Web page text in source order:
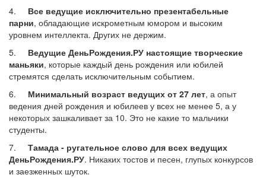
4. Все ведущие исключительно презентабельные
парни, обладающие искрометным юмором и высоким
уровнем интеллекта. Других не держим.
5. Ведущие ДеньРождения.РУ настоящие творческие
маньяки, которые каждый день рождения или юбилей
стремятся сделать исключительным событием.
6. Минимальный возраст ведущих от 27 лет, а опыт
ведения дней рождения и юбилеев у всех не менее 5, а у
некоторых зашкаливает за 10. Это не какие то мальчики
студенты.
7. Тамада - ругательное слово для всех ведущих
ДеньРождения.РУ. Никаких тостов и песен, глупых конкурсов
и заезженных шуток.